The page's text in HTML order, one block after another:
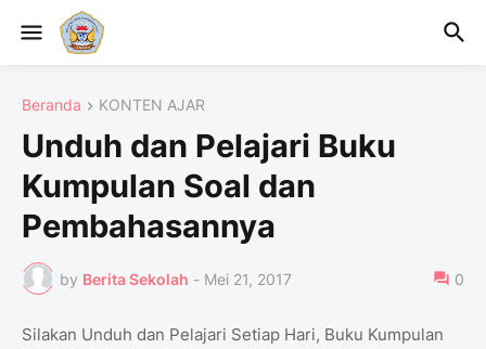
Beranda KONTEN AJAR
Unduh dan Pelajari Buku
Kumpulan Soal dan
Pembahasannya
by Berita Sekolah - Mei 21, 2017 0
Silakan Unduh dan Pelajari Setiap Hari, Buku Kumpulan